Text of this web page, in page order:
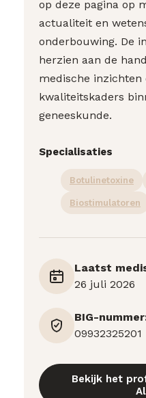
op deze pagina op
actualiteit en
onderbouwing. De
herzien aan de
medische inzichten
kwaliteitskaders
geneeskunde.
Specialisaties
Botulinetoxine
Biostimulatoren
Laatst
26 juli 2026
BIG-
09932325201
Bekijk het